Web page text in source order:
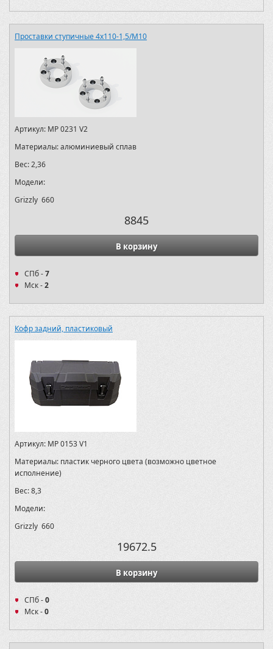
Проставки ступичные 4х110-1,5/M10
Артикул: MP 0231 V2
Материалы:алюминиевый сплав
Вес:2,36
Модели:
Grizzly 660
8845
В корзину
СПб -7
Мск -2
Кофр задний, пластиковый
Артикул: MP 0153 V1
Материалы: пластик черного цвета (возможно цветное
исполнение)
Вес:8,3
Модели:
Grizzly 660
19672.5
В корзину
СПб -0
Мск -0